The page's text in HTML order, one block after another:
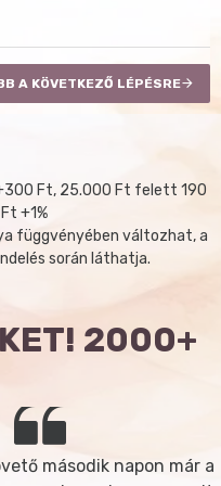
A KÖVETKEZŐ LÉPÉSRE
Ft, 25.000 Ft felett 190
+1%
függvényében változhat, a
során láthatja.
2000+
második napon már a